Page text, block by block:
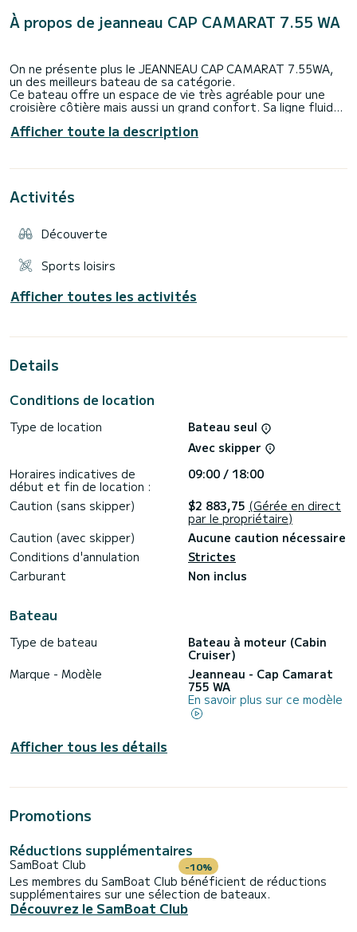
À propos de jeanneau CAP CAMARAT 7.55 WA
On ne présente plus le JEANNEAU CAP CAMARAT 7.55WA,
un des meilleurs bateau de sa catégorie.
Ce bateau offre un espace de vie très agréable pour une
croisière côtière mais aussi un grand confort. Sa ligne fluide,
couchages) et une motorisation exceptionnelle vous séduira
sorties coucher de soleil ou feu d'artifice. 300€ avec
Consommation moyenne 25l/h
1 table à manger à l'arrière
En option:
Sondeur traceur GPS 20€/j
personne 40€/j
Afficher toute la description
Activités
Découverte
Sports loisirs
Afficher toutes les activités
Details
Conditions de location
Type de location
Bateau seul
Avec skipper
Horaires indicatives de
début et fin de location :
09:00 / 18:00
Caution (sans skipper)
$2 883,75 (Gérée en direct
par le propriétaire)
Caution (avec skipper)
Aucune caution nécessaire
Conditions d'annulation
Strictes
Carburant
Non inclus
Bateau
Type de bateau
Bateau à moteur (Cabin
Cruiser)
Marque - Modèle
Jeanneau - Cap Camarat
755 WA
En savoir plus sur ce modèle
Afficher tous les détails
Promotions
Réductions supplémentaires
SamBoat Club -10%
Les membres du SamBoat Club bénéficient de réductions
supplémentaires sur une sélection de bateaux.
Découvrez le SamBoat Club